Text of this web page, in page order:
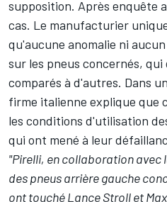
supposition. Après enquête
cas. Le manufacturier
qu'aucune anomalie ni
sur les pneus concernés,
comparés à d'autres. Dans
firme italienne explique que
les conditions d'utilisation
qui ont mené à leur
"Pirelli, en collaboration avec
des pneus arrière gauche
ont touché Lance Stroll et